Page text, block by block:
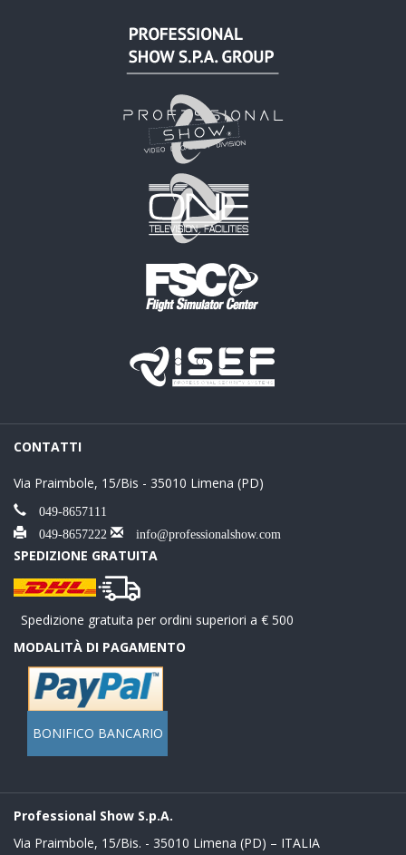
CONTATTI
Via Praimbole, 15/Bis - 35010 Limena (PD)
049-8657111
049-8657222
info@professionalshow.com
SPEDIZIONE GRATUITA
Spedizione gratuita per ordini superiori a € 500
MODALITÀ DI PAGAMENTO
BONIFICO BANCARIO
Professional Show S.p.A.
Via Praimbole, 15/Bis. - 35010 Limena (PD) – ITALIA